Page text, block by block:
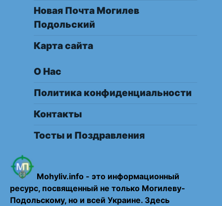
Новая Почта Могилев
Подольский
Карта сайта
О Нас
Политика конфиденциальности
Контакты
Тосты и Поздравления
Mohyliv.info - это информационный
ресурс, посвященный не только Могилеву-
Подольскому, но и всей Украине. Здесь